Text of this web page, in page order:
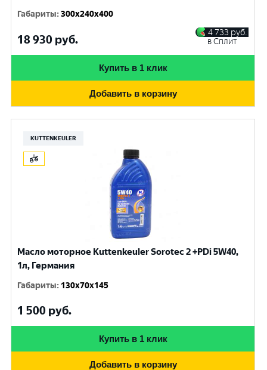
Габариты:300x240x400
18 930 руб.
4 733 руб.
в Сплит
Купить в 1 клик
Добавить в корзину
KUTTENKEULER
Масло моторное Kuttenkeuler Sorotec 2 +PDi 5W40,
1л, Германия
Габариты: 130x70x145
1 500 руб.
Купить в 1 клик
Добавить в корзину